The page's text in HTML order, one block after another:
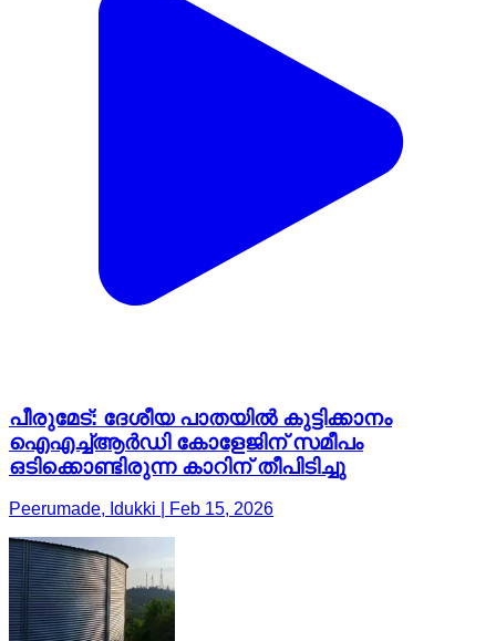
പീരുമേട്: ദേശീയ പാതയിൽ കുട്ടിക്കാനം
ഐഎച്ച്ആർഡി കോളേജിന് സമീപം
ഒടിക്കൊണ്ടിരുന്ന കാറിന് തീപിടിച്ചു
Peerumade, Idukki | Feb 15, 2026